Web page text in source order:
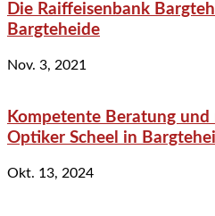
Die Raiffeisenbank
Bargteheide
Nov. 3, 2021
Kompetente Beratung und
Optiker Scheel in
Okt. 13, 2024